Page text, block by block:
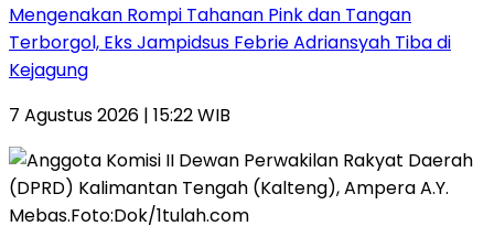
Mengenakan Rompi Tahanan Pink dan Tangan
Terborgol, Eks Jampidsus Febrie Adriansyah Tiba di
Kejagung
7 Agustus 2026 | 15:22 WIB